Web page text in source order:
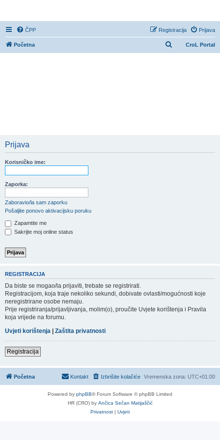
ČPP Prijava
Registracija
CroL Portal
Početna
Prijava
Korisničko ime:
Zaporka:
Zaboravio/la sam zaporku
Pošaljite ponovo aktivacijsku poruku
Zapamtite me
Sakrijte moj online status
REGISTRACIJA
Da biste se mogao/la prijaviti, trebate se registrirati.
Registracijom, koja traje nekoliko sekundi, dobivate ovlasti/mogućnosti koje
neregistrirane osobe nemaju.
Prije registriranja/prijavljivanja, molim(o), proučite Uvjete korištenja i Pravila
koja vrijede na forumu.
Uvjeti korištenja | Zaštita privatnosti
Registracija
Početna Vremenska zona: UTC+01:00
Izbrišite kolačiće
Kontakt
Powered by phpBB® Forum Software © phpBB Limited
HR (CRO) by Ančica Sečan Matijaščić
Privatnost | Uvjeti